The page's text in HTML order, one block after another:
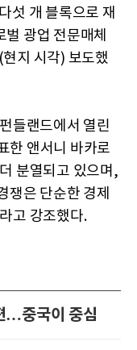
개 블록으로 재
광업 전문매체
지 시각) 보도했
들랜드에서 열린
한 앤서니 바카로
분열되고 있으며,
쟁은 단순한 경제
고 강조했다.
…중국이 중심